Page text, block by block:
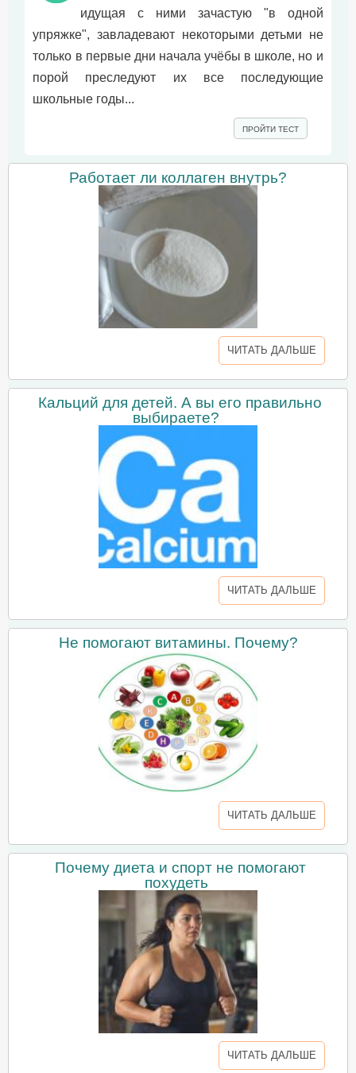
идущая с ними зачастую "в одной
упряжке", завладевают некоторыми детьми не
только в первые дни начала учёбы в школе, но и
порой преследуют их все последующие
школьные годы...
ПРОЙТИ ТЕСТ
Работает ли коллаген внутрь?
ЧИТАТЬ ДАЛЬШЕ
Кальций для детей. А вы его правильно
выбираете?
ЧИТАТЬ ДАЛЬШЕ
Не помогают витамины. Почему?
ЧИТАТЬ ДАЛЬШЕ
Почему диета и спорт не помогают
похудеть
ЧИТАТЬ ДАЛЬШЕ